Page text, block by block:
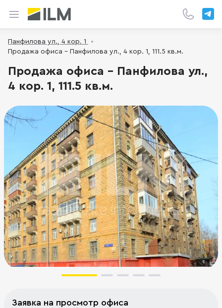
Панфилова ул., 4 кор. 1
Продажа офиса - Панфилова ул., 4 кор. 1, 111.5 кв.м.
Продажа офиса - Панфилова ул.,
4 кор. 1, 111.5 кв.м.
Заявка на просмотр офиса